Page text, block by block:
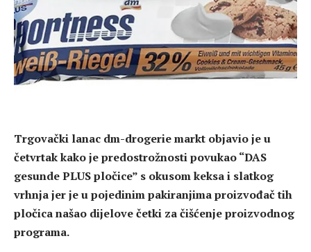
Trgovački lanac dm-drogerie markt objavio je u
četvrtak kako je predostrožnosti povukao “DAS
gesunde PLUS pločice” s okusom keksa i slatkog
vrhnja jer je u pojedinim pakiranjima proizvođač tih
pločica našao dijelove četki za čišćenje proizvodnog
programa.